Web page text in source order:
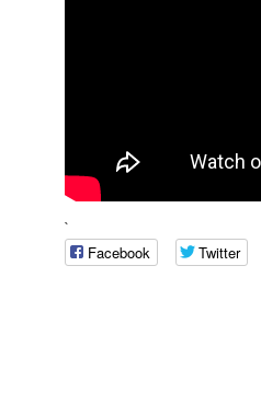
`
Facebook Twitter